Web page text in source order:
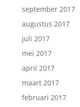
september 2017
augustus 2017
juli 2017
mei 2017
april 2017
maart 2017
februari 2017